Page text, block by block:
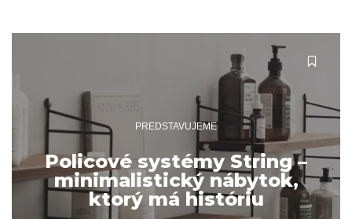
PREDSTAVUJEME
Policové systémy String –
minimalistický nábytok,
ktorý má históriu